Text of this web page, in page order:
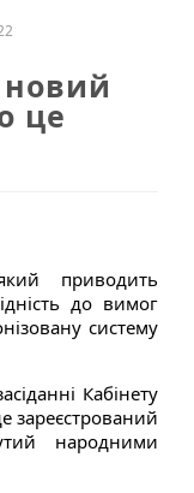
новий
це
приводить
до вимог
систему
Кабінету
зареєстрований
народними